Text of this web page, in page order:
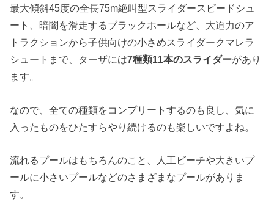
最大傾斜45度の全長75m絶叫型スライダースピードシュ
ート、暗闇を滑走するブラックホールなど、大迫力のア
トラクションから子供向けの小さめスライダークマレラ
シュートまで、ターザには7種類11本のスライダーがあり
ます。
なので、全ての種類をコンプリートするのも良し、気に
入ったものをひたすらやり続けるのも楽しいですよね。
流れるプールはもちろんのこと、人工ビーチや大きいプ
ールに小さいプールなどのさまざまなプールがありま
す。